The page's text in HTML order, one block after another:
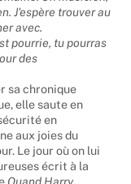
Un musicien,
J'espère trouver au
avec.
pourrie, tu pourras
des
sa chronique
elle saute en
en
aux joies du
Le jour où on lui
écrit à la